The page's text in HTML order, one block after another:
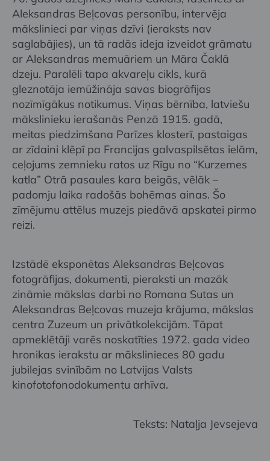
Aleksandras Beļcovas personību, intervēja
mākslinieci par viņas dzīvi (ieraksts nav
saglabājies), un tā radās ideja izveidot grāmatu
ar Aleksandras memuāriem un Māra Čaklā
dzeju. Paralēli tapa akvareļu cikls, kurā
gleznotāja iemūžināja savas biogrāfijas
nozīmīgākus notikumus. Viņas bērnība, latviešu
mākslinieku ierašanās Penzā 1915. gadā,
meitas piedzimšana Parīzes klosterī, pastaigas
ar zīdaini klēpī pa Francijas galvaspilsētas ielām,
ceļojums zemnieku ratos uz Rīgu no “Kurzemes
katla” Otrā pasaules kara beigās, vēlāk –
padomju laika radošās bohēmas ainas. Šo
zīmējumu attēlus muzejs piedāvā apskatei pirmo
reizi.
Izstādē eksponētas Aleksandras Beļcovas
fotogrāfijas, dokumenti, pieraksti un mazāk
zināmie mākslas darbi no Romana Sutas un
Aleksandras Beļcovas muzeja krājuma, mākslas
centra Zuzeum un privātkolekcijām. Tāpat
apmeklētāji varēs noskatīties 1972. gada video
hronikas ierakstu ar mākslinieces 80 gadu
jubilejas svinībām no Latvijas Valsts
kinofotofonodokumentu arhīva.
Teksts: Nataļja Jevsejeva